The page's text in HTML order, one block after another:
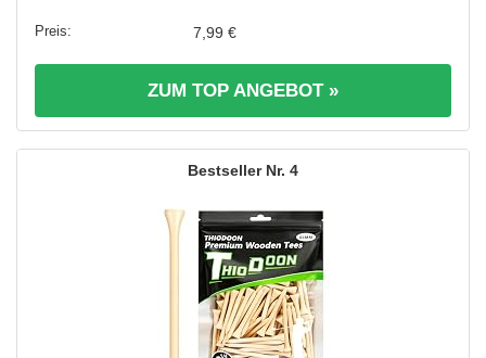
7,99 €
ZUM TOP ANGEBOT »
4